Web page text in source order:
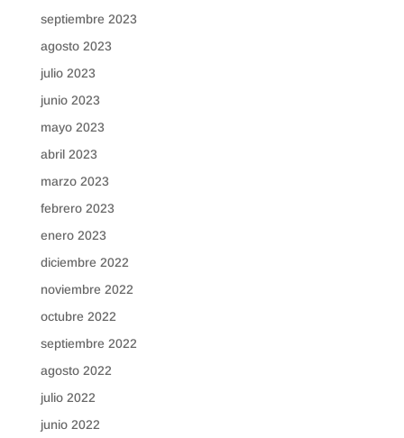
septiembre 2023
agosto 2023
julio 2023
junio 2023
mayo 2023
abril 2023
marzo 2023
febrero 2023
enero 2023
diciembre 2022
noviembre 2022
octubre 2022
septiembre 2022
agosto 2022
julio 2022
junio 2022